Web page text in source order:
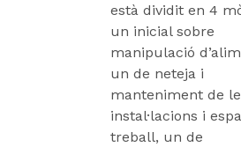
està dividit en 4
un inicial sobre
manipulació
un de neteja i
manteniment de
instal·lacions i
treball, un de